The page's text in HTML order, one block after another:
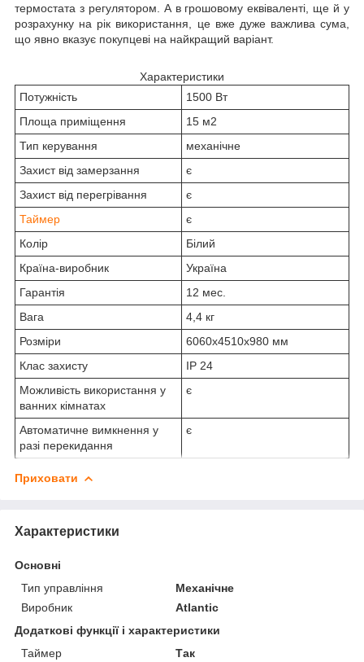
термостата з регулятором. А в грошовому еквіваленті, ще й у
розрахунку на рік використання, це вже дуже важлива сума,
що явно вказує покупцеві на найкращий варіант.
Характеристики
Потужність
1500 Вт
Площа приміщення
15 м2
Тип керування
механічне
Захист від замерзання
є
Захист від перегрівання
є
Таймер
є
Колір
Білий
Країна-виробник
Україна
Гарантія
12 мес.
Вага
4,4 кг
Розміри
6060х4510х980 мм
Клас захисту
IP 24
Можливість використання у
ванних кімнатах
є
Автоматичне вимкнення у
разі перекидання
є
Приховати
Характеристики
Основні
Тип управління
Механічне
Виробник
Atlantic
Додаткові функції і характеристики
Таймер
Так